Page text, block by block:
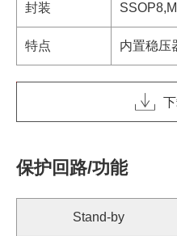
封装
特点 内置稳压
保护回路/功能
Stand-by